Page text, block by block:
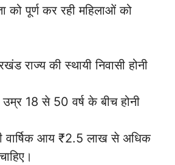
को पूर्ण कर रही महिलाओं को
राज्य की स्थायी निवासी होनी
उम्र 18 से 50 वर्ष के बीच होनी
वार्षिक आय ₹2.5 लाख से अधिक